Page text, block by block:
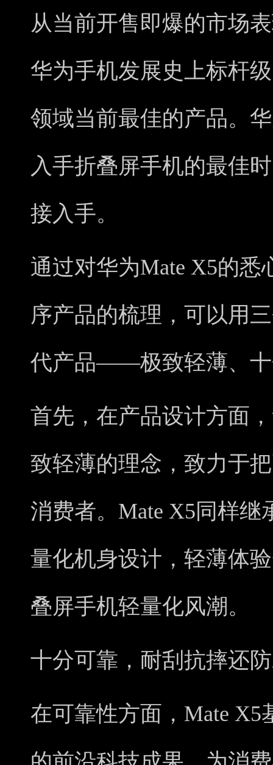
从当前开售即爆的市场
华为手机发展史上标杆
领域当前最佳的产品。
入手折叠屏手机的最佳
接入手。
通过对华为Mate X5的
序产品的梳理，可以用
代产品——极致轻薄、十
首先，在产品设计方面
致轻薄的理念，致力于
消费者。Mate X5同样
量化机身设计，轻薄体
叠屏手机轻量化风潮。
十分可靠，耐刮抗摔还
在可靠性方面，Mate